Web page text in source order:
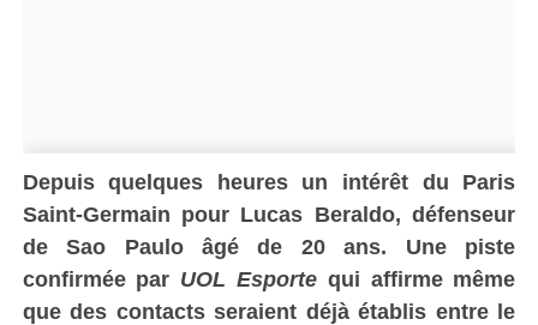
Depuis quelques heures un intérêt du Paris
Saint-Germain pour Lucas Beraldo, défenseur
de Sao Paulo âgé de 20 ans. Une piste
confirmée par UOL Esporte qui affirme même
que des contacts seraient déjà établis entre le